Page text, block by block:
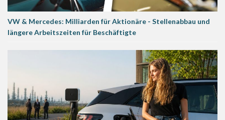
VW & Mercedes: Milliarden für Aktionäre - Stellenabbau und
längere Arbeitszeiten für Beschäftigte